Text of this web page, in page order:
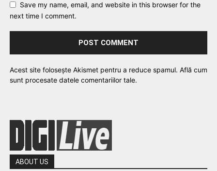
Save my name, email, and website in this browser for the
next time I comment.
Acest site folosește Akismet pentru a reduce spamul. Află cum
sunt procesate datele comentariilor tale.
ABOUT US